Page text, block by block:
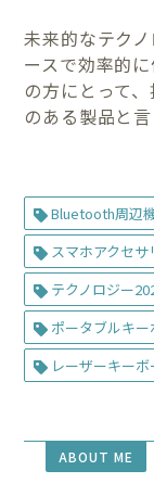
未来的なテク
ースで効率的
の方にとって
のある製品と言
Bluetooth周辺
スマホアクセサ
テクノロジー
ポータブルキー
レーザーキーボ
ABOUT ME